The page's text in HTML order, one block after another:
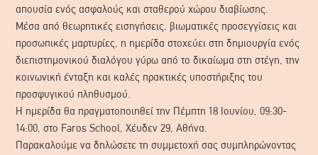
απουσία ενός ασφαλούς και σταθερού χώρου διαβίωσης.
Μέσα από θεωρητικές εισηγήσεις, βιωματικές προσεγγίσεις και
προσωπικές μαρτυρίες, η ημερίδα στοχεύει στη δημιουργία ενός
διεπιστημονικού διαλόγου γύρω από το δικαίωμα στη στέγη, την
κοινωνική ένταξη και καλές πρακτικές υποστήριξης του
προσφυγικού πληθυσμού.
Η ημερίδα θα πραγματοποιηθεί την Πέμπτη 18 Ιουνίου, 09:30-
14:00, στο Faros School, Χέυδεν 29, Αθήνα.
Παρακαλούμε να δηλώσετε τη συμμετοχή σας συμπληρώνοντας